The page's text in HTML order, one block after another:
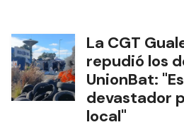
La CGT
repudió los
UnionBat:
devastador
local"